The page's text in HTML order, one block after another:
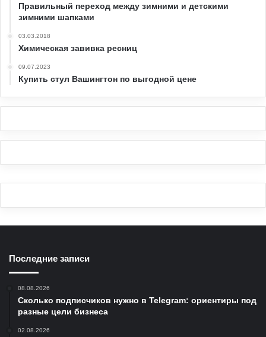
Правильный переход между зимними и детскими
зимними шапками
03.03.2018
Химическая завивка ресниц
09.07.2023
Купить стул Вашингтон по выгодной цене
Последние записи
08.08.2026
Сколько подписчиков нужно в Telegram: ориентиры под
разные цели бизнеса
02.08.2026